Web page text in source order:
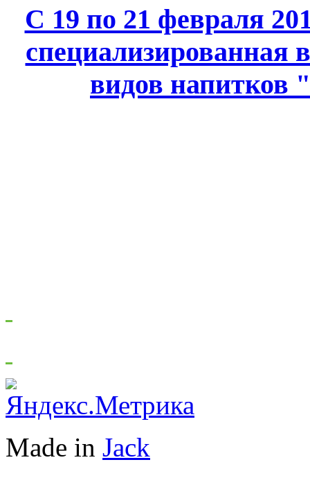
С 19 по 21 февраля
специализированная
видов напитков
Made in Jack